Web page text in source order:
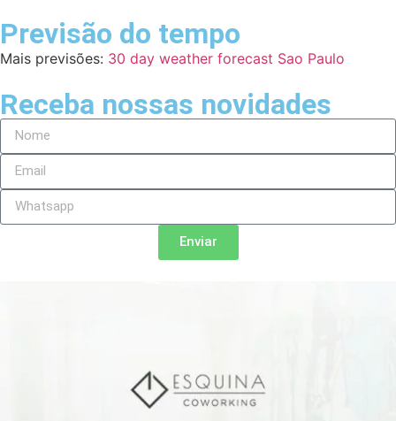
Previsão do tempo
Mais previsões: 30 day weather forecast Sao Paulo
Receba nossas novidades
Enviar